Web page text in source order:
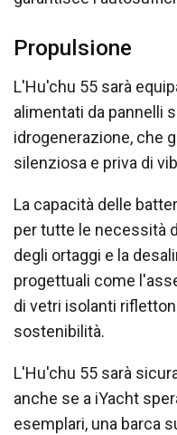
Propulsione
L'Hu'chu 55 sarà
alimentati da pannelli
idrogenerazione, che
silenziosa e priva di
La capacità delle
per tutte le necessità
degli ortaggi e la
progettuali come
di vetri isolanti
sostenibilità.
L'Hu'chu 55 sarà
anche se a iYacht
esemplari, una barca